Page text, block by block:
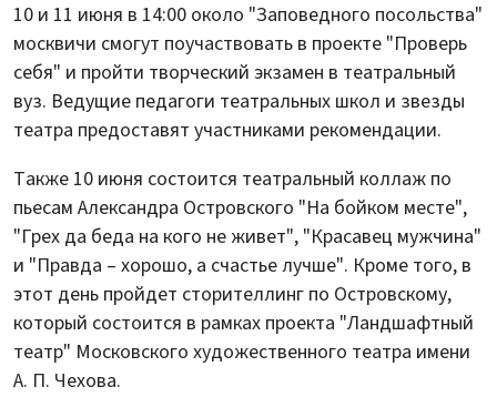
10 и 11 июня в 14:00 около "Заповедного посольства"
москвичи смогут поучаствовать в проекте "Проверь
себя" и пройти творческий экзамен в театральный
вуз. Ведущие педагоги театральных школ и звезды
театра предоставят участниками рекомендации.
Также 10 июня состоится театральный коллаж по
пьесам Александра Островского "На бойком месте",
"Грех да беда на кого не живет", "Красавец мужчина"
и "Правда – хорошо, а счастье лучше". Кроме того, в
этот день пройдет сторителлинг по Островскому,
который состоится в рамках проекта "Ландшафтный
театр" Московского художественного театра имени
А. П. Чехова.